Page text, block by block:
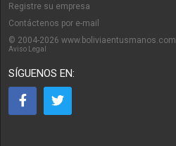
Registre su empresa
Contáctenos por e-mail
© 2004-2026 www.boliviaentusmanos.com
Aviso Legal
SÍGUENOS EN: